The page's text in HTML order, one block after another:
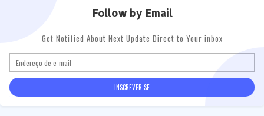
Follow by Email
Get Notified About Next Update Direct to Your inbox